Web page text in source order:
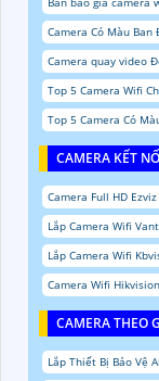
Camera Có Màu Ban
Camera quay video
Top 5 Camera Wifi
Top 5 Camera Có
CAMERA KẾT
Camera Full HD
Lắp Camera Wifi
Lắp Camera Wifi
Camera Wifi
CAMERA THEO
Lắp Thiết Bị Bảo Vệ